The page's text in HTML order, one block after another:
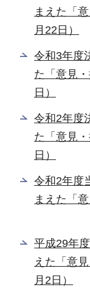
まえた「
月22日）
令和3年度
た「意見
日）
令和2年度
た「意見
日）
令和2年度
まえた「
平成29年
えた「意
月2日）